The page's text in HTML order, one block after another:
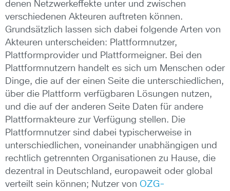
denen Netzwerkeffekte unter und zwischen
verschiedenen Akteuren auftreten können.
Grundsätzlich lassen sich dabei folgende Arten von
Akteuren unterscheiden: Plattformnutzer,
Plattformprovider und Plattformeigner. Bei den
Plattformnutzern handelt es sich um Menschen oder
Dinge, die auf der einen Seite die unterschiedlichen,
über die Plattform verfügbaren Lösungen nutzen,
und die auf der anderen Seite Daten für andere
Plattformakteure zur Verfügung stellen. Die
Plattformnutzer sind dabei typischerweise in
unterschiedlichen, voneinander unabhängigen und
rechtlich getrennten Organisationen zu Hause, die
dezentral in Deutschland, europaweit oder global
verteilt sein können; Nutzer von OZG-